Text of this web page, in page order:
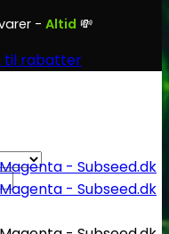
- Altid 💸
til rabatter